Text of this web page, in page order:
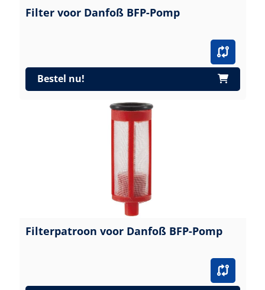
Filter voor Danfoß BFP-Pomp
Bestel nu!
Filterpatroon voor Danfoß BFP-Pomp